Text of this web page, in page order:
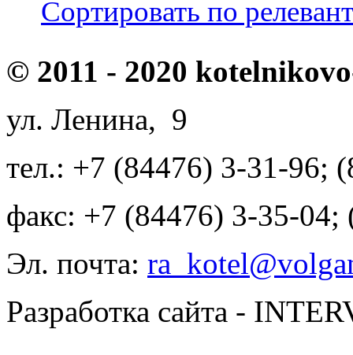
Сортировать по
© 2011 - 2020
ул. Ленина, 9
тел.: +7 (84476) 3-31-96;
факс: +7 (84476) 3-35-04;
Эл. почта:
Разработка сайта -